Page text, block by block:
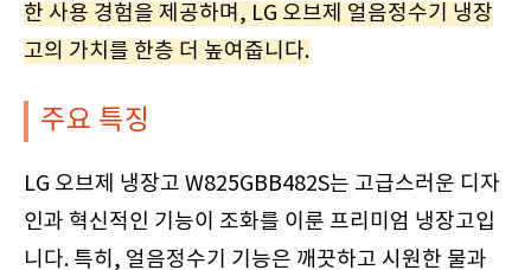
한 사용 경험을 제공하며, LG 오브제 얼음정수기 냉장
고의 가치를 한층 더 높여줍니다.
주요 특징
LG 오브제 냉장고 W825GBB482S는 고급스러운 디자
인과 혁신적인 기능이 조화를 이룬 프리미엄 냉장고입
니다. 특히, 얼음정수기 기능은 깨끗하고 시원한 물과